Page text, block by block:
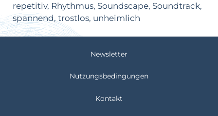
repetitiv, Rhythmus, Soundscape, Soundtrack,
spannend, trostlos, unheimlich
Newsletter
Nutzungsbedingungen
Kontakt